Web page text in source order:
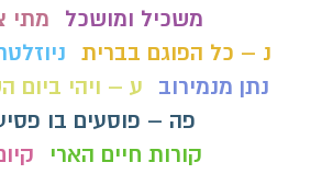
משכיל ומושכל
מתי
נ – כל הפוגם בברית
נתן מנמירוב
ע – ויהי ביום
פה – פוסעים בו
קורות חיים הארי